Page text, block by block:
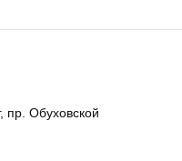
пр. Обуховской